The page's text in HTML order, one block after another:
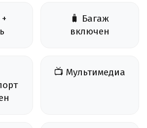
🧳 Багаж
включен
📺 Мультимедиа